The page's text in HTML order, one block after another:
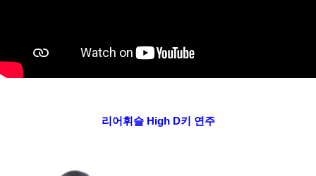
리어휘슬 High D키 연주